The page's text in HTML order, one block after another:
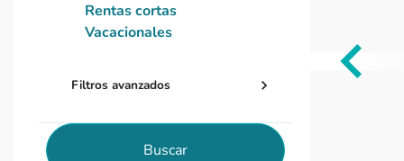
Item
Rentas cortas
Vacacionales
Filtros avanzados
Buscar